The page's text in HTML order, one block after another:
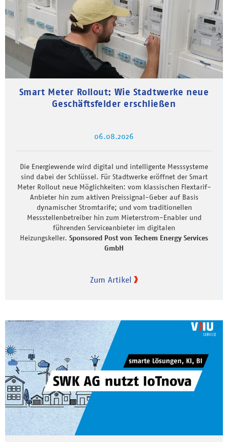
Smart Meter Rollout: Wie Stadtwerke neue
Geschäftsfelder erschließen
06.08.2026
Die Energiewende wird digital und intelligente Messsysteme
sind dabei der Schlüssel. Für Stadtwerke eröffnet der Smart
Meter Rollout neue Möglichkeiten: vom klassischen Flextarif-
Anbieter hin zum aktiven Preissignal-Geber auf Basis
dynamischer Stromtarife; und vom traditionellen
Messstellenbetreiber hin zum Mieterstrom-Enabler und
führenden Serviceanbieter im digitalen
Heizungskeller. Sponsored Post von Techem Energy Services
GmbH
Zum Artikel